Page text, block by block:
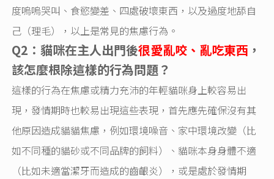
度嗚嗚哭叫、食慾變差、四處破壞東西，以及過度地舔自
己（理毛），以上是常見的焦慮行為。
Q2：貓咪在主人出門後很愛亂咬、亂吃東西 ，
該怎麼根除這樣的行為問題？
這樣的行為在焦慮或精力充沛的年輕貓咪身上較容易出
現，發情期時也較易出現這些表現，首先應先確保沒有其
他原因造成貓貓焦慮，例如環境噪音、家中環境改變（比
如不同種的貓砂或不同品牌的飼料）、貓咪本身身體不適
（比如未適當潔牙而造成的齒齦炎），或是處於發情期